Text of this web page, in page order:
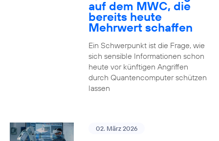
auf dem MWC, die
bereits heute
Mehrwert schaffen
Ein Schwerpunkt ist die Frage, wie
sich sensible Informationen schon
heute vor künftigen Angriffen
durch Quantencomputer schützen
lassen
02. März 2026